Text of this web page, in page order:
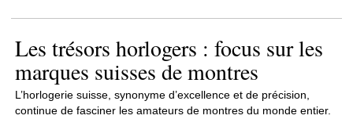
Les trésors horlogers : focus sur les
marques suisses de montres
L’horlogerie suisse, synonyme d’excellence et de précision,
continue de fasciner les amateurs de montres du monde entier.